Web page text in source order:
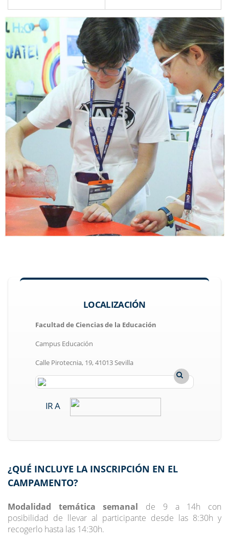
LOCALIZACIÓN
Facultad de Ciencias de la Educación
Campus Educación
Calle Pirotecnia, 19, 41013 Sevilla
IR A
¿QUÉ INCLUYE LA INSCRIPCIÓN EN EL
CAMPAMENTO?
Modalidad temática semanal de 9 a 14h con
posibilidad de llevar al participante desde las 8:30h y
recogerlo hasta las 14:30h.